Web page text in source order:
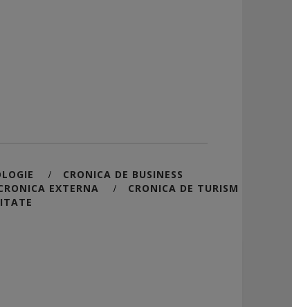
/ CRONICA DE BUSINESS
EXTERNA / CRONICA DE TURISM